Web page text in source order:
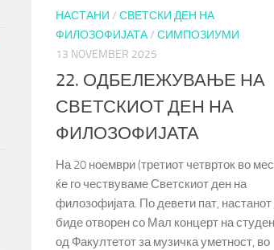
НАСТАНИ / СВЕТСКИ ДЕН НА
ФИЛОЗОФИЈАТА/ СИМПОЗИУМИ
13 NOVEMBER 2025
22. ОДБЕЛЕЖУВАЊЕ НА
СВЕТСКИОТ ДЕН НА
ФИЛОЗОФИЈАТА
На 20 ноември (третиот четврток во
ќе го чествуваме Светскиот ден на
филозофијата. По девети пат, настанот
биде отворен со Мал концерт на
од Факултетот за музичка уметност, во